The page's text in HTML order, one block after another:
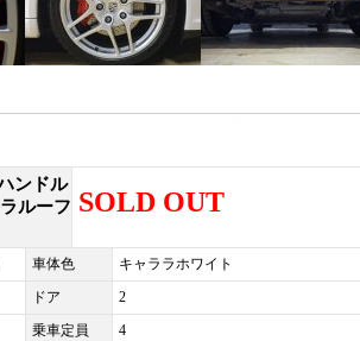
ンドル
ルーフ SOLD OUT
車体色
キャララホワイト
ドア
2
乗車定員
4